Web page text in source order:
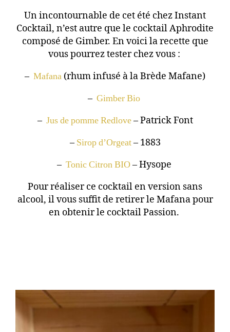
Un incontournable de cet été chez Instant
Cocktail, n’est autre que le cocktail Aphrodite
composé de Gimber. En voici la recette que
vous pourrez tester chez vous :
– Mafana (rhum infusé à la Brède Mafane)
– Gimber Bio
– Jus de pomme Redlove– Patrick Font
– Sirop d’Orgeat– 1883
– Tonic Citron BIO– Hysope
Pour réaliser ce cocktail en version sans
alcool, il vous suffit de retirer le Mafana pour
en obtenir le cocktail Passion.